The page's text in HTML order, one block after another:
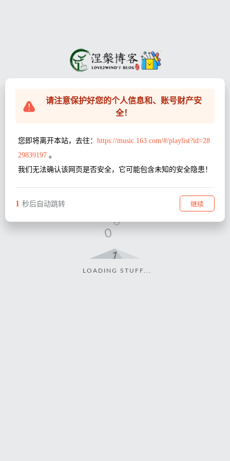
LOADING STUFF...
请注意保护好您的个人信息和、账号财产安
全！
您即将离开本站，去往： https://music.163.com/#/playlist?id=28
29839197 。
我们无法确认该网页是否安全，它可能包含未知的安全隐患！
1 秒后自动跳转 继续